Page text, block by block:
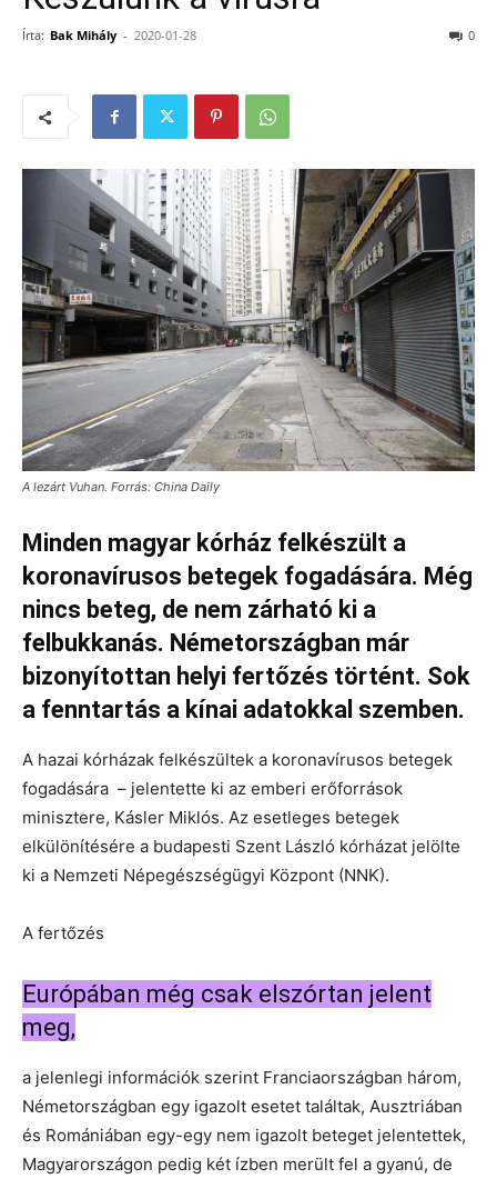
Írta: Bak Mihály - 2020-01-28 0
A lezárt Vuhan. Forrás: China Daily
Minden magyar kórház felkészült a
koronavírusos betegek fogadására. Még
nincs beteg, de nem zárható ki a
felbukkanás. Németországban már
bizonyítottan helyi fertőzés történt. Sok
a fenntartás a kínai adatokkal szemben.
A hazai kórházak felkészültek a koronavírusos betegek
fogadására – jelentette ki az emberi erőforrások
minisztere, Kásler Miklós. Az esetleges betegek
elkülönítésére a budapesti Szent László kórházat jelölte
ki a Nemzeti Népegészségügyi Központ (NNK).
A fertőzés
Európában még csak elszórtan jelent
meg,
a jelenlegi információk szerint Franciaországban három,
Németországban egy igazolt esetet találtak, Ausztriában
és Romániában egy-egy nem igazolt beteget jelentettek,
Magyarországon pedig két ízben merült fel a gyanú, de